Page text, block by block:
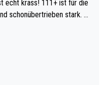
111+ ist für die
schonübertrieben stark. U